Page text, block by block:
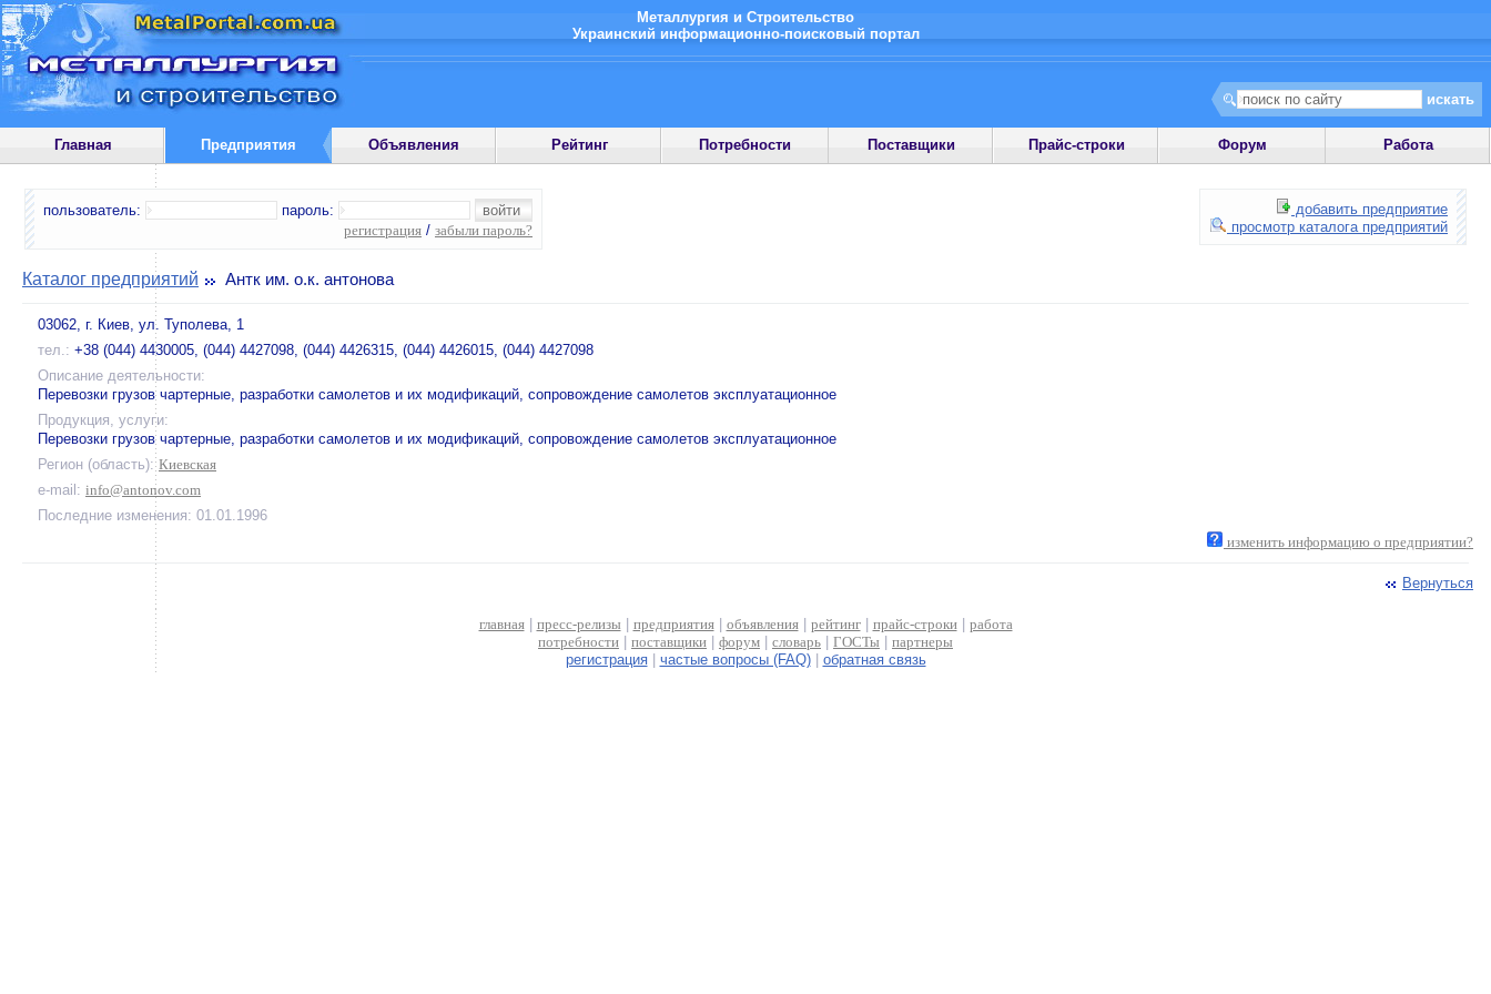
Металлургия и Строительство
Украинский информационно-поисковый портал
Главная Предприятия Объявления Рейтинг Потребности Поставщики Прайс-строки Форум Работа
пользователь:
пароль:
регистрация / забыли пароль?
добавить предприятие
просмотр каталога предприятий
Каталог предприятий Антк им. о.к. антонова
03062, г. Киев, ул. Туполева, 1
тел.: +38 (044) 4430005, (044) 4427098, (044) 4426315, (044) 4426015, (044) 4427098
Описание деятельности:
Перевозки грузов чартерные, разработки самолетов и их модификаций, сопровождение самолетов эксплуатационное
Продукция, услуги:
Перевозки грузов чартерные, разработки самолетов и их модификаций, сопровождение самолетов эксплуатационное
Регион (область): Киевская
e-mail: info@antonov.com
Последние изменения: 01.01.1996
изменить информацию о предприятии?
Вернуться
главная| пресс-релизы предприятия| объявления| рейтинг| прайс-строки| работа
потребности
поставщики форум словарь ГОСТы
партнеры
регистрация| частые вопросы (FAQ)| обратная связь